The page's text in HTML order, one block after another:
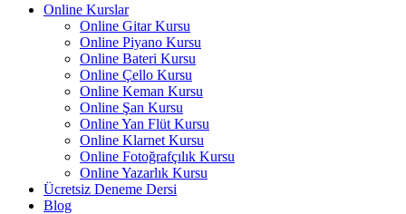
Online Kurslar
Online Gitar Kursu
Online Piyano Kursu
Online Bateri Kursu
Online Çello Kursu
Online Keman Kursu
Online Şan Kursu
Online Yan Flüt Kursu
Online Klarnet Kursu
Online Fotoğrafçılık Kursu
Online Yazarlık Kursu
Ücretsiz Deneme Dersi
Blog